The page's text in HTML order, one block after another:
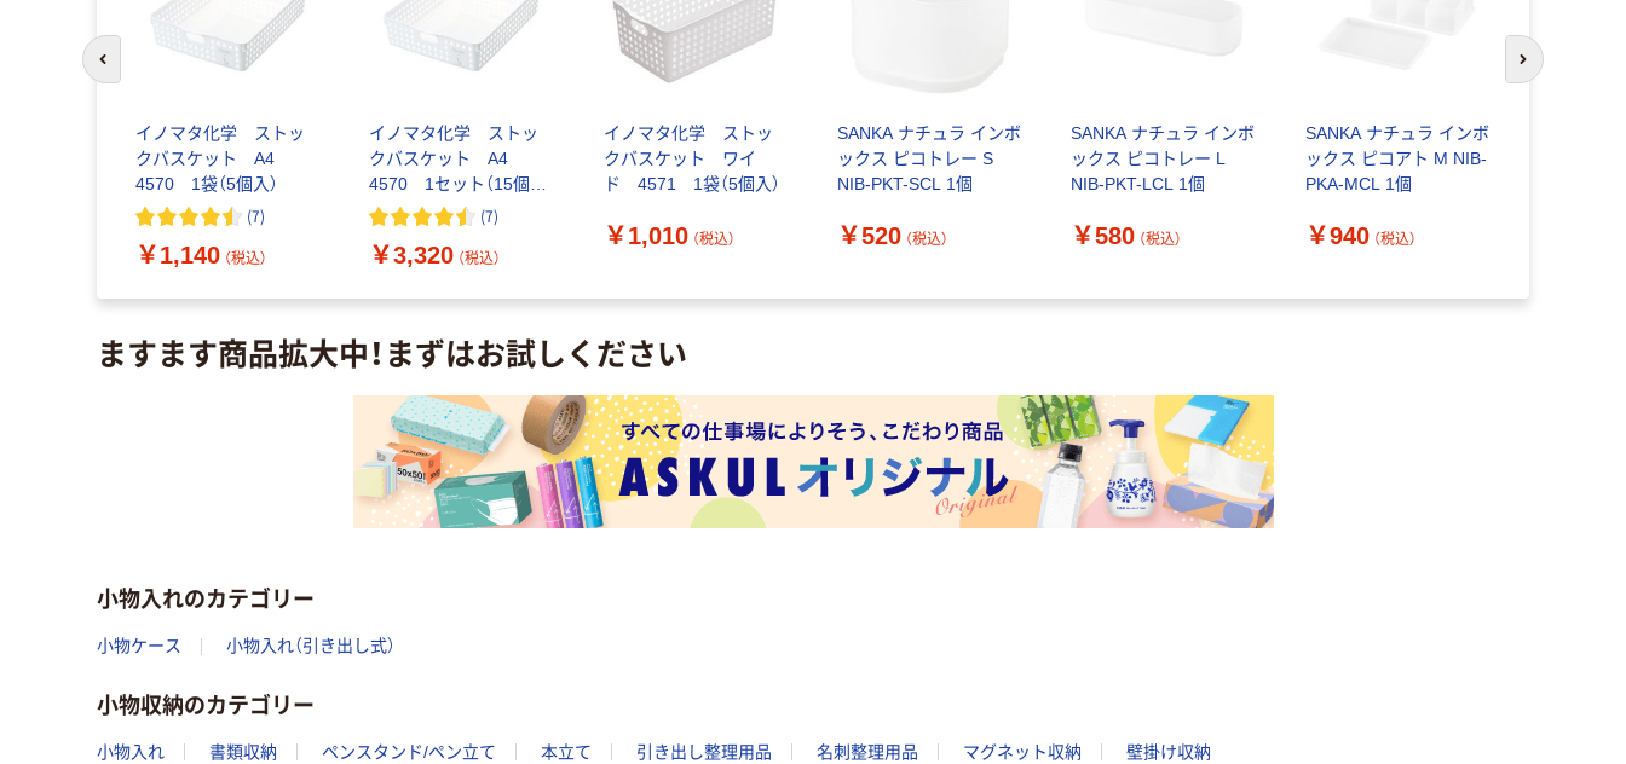
イノマタ化学 ストッ
クバスケット A4
4570 1袋（5個入）
(7)
￥1,140 （税込）
イノマタ化学 ストッ
クバスケット A4
4570 1セット（15個：
5個入×3袋）
(7)
￥3,320 （税込）
イノマタ化学 ストッ
クバスケット ワイ
ド 4571 1袋（5個入）
￥1,010 （税込）
SANKA ナチュラ インボ
ックス ピコトレー S
NIB-PKT-SCL 1個
￥520 （税込）
SANKA ナチュラ インボ
ックス ピコトレー L
NIB-PKT-LCL 1個
￥580 （税込）
SANKA ナチュラ インボ
ックス ピコアト M NIB-
PKA-MCL 1個
￥940 （税込）
次のスライド
ますます商品拡大中！まずはお試しください
小物入れのカテゴリー
小物ケース 小物入れ（引き出し式）
小物収納のカテゴリー
小物入れ 書類収納 ペンスタンド/ペン立て 本立て 引き出し整理用品 名刺整理用品 マグネット収納 壁掛け収納